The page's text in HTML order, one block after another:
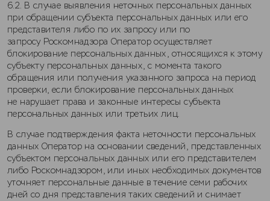
6.2. В случае выявления неточных персональных данных
при обращении субъекта персональных данных или его
представителя либо по их запросу или по
запросу Роскомнадзора Оператор осуществляет
блокирование персональных данных, относящихся к этому
субъекту персональных данных, с момента такого
обращения или получения указанного запроса на период
проверки, если блокирование персональных данных
не нарушает права и законные интересы субъекта
персональных данных или третьих лиц.
В случае подтверждения факта неточности персональных
данных Оператор на основании сведений, представленных
субъектом персональных данных или его представителем
либо Роскомнадзором, или иных необходимых документов
уточняет персональные данные в течение семи рабочих
дней со дня представления таких сведений и снимает